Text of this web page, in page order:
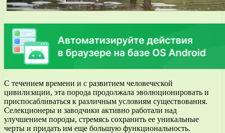
С течением времени и с развитием человеческой
цивилизации, эта порода продолжала эволюционировать и
приспосабливаться к различным условиям существования.
Селекционеры и заводчики активно работали над
улучшением породы, стремясь сохранить ее уникальные
черты и придать им еще большую функциональность.